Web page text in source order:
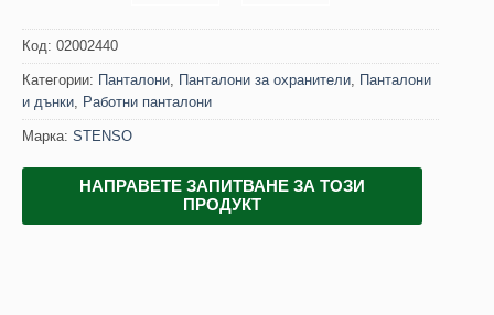
Код: 02002440
Категории: Панталони Панталони за охранители
Панталони
и дънки
Работни панталони
Марка: STENSO
НАПРАВЕТЕ ЗАПИТВАНЕ ЗА ТОЗИ
ПРОДУКТ